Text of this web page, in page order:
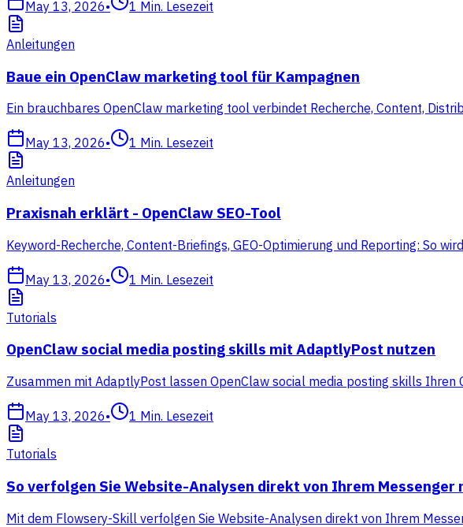
May 13, 2026• 1 Min. Lesezeit
Anleitungen
Baue ein OpenClaw marketing tool für Kampagnen
Ein brauchbares OpenClaw marketing tool verbindet Recherche, Content,
May 13, 2026• 1 Min. Lesezeit
Anleitungen
Praxisnah erklärt - OpenClaw SEO-Tool
Keyword-Recherche, Content-Briefings, GEO-Optimierung und Reporting: So
May 13, 2026• 1 Min. Lesezeit
Tutorials
OpenClaw social media posting skills mit AdaptlyPost nutzen
Zusammen mit AdaptlyPost lassen OpenClaw social media posting skills
May 13, 2026• 1 Min. Lesezeit
Tutorials
So verfolgen Sie Website-Analysen direkt von Ihrem
Mit dem Flowsery-Skill verfolgen Sie Website-Analysen direkt von Ihrem